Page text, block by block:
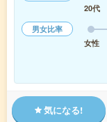
20代
男女比率
女性
気になる!